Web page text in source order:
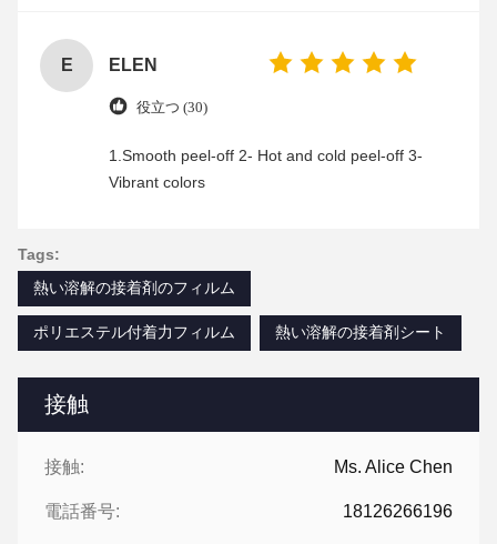
接触
接触: Ms. Alice Chen
電話番号: 18126266196
E ELEN
役立つ (30)
1.Smooth peel-off 2- Hot and cold peel-off 3-
Vibrant colors
Tags:
熱い溶解の接着剤のフィルム
ポリエステル付着力フィルム 熱い溶解の接着剤シート